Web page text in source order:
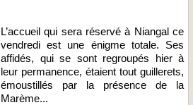
L’accueil qui sera réservé à Niangal ce
vendredi est une énigme totale. Ses
affidés, qui se sont regroupés hier à
leur permanence, étaient tout guillerets,
émoustillés par la présence de la
Marème...